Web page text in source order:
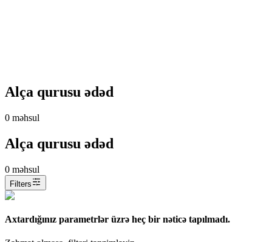
Alça qurusu ədəd
0 məhsul
Alça qurusu ədəd
0 məhsul
Filters
Axtardığınız parametrlər üzrə heç bir nəticə tapılmadı.